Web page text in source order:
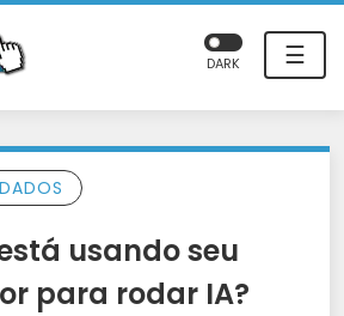
☰
DARK
usando seu
para rodar IA?